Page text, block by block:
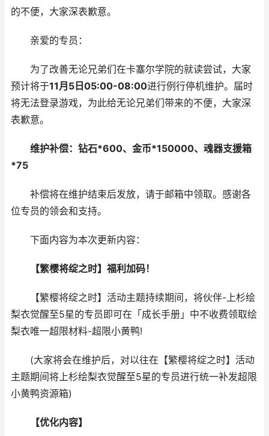
的不便，大家深表歉意。
亲爱的专员：
为了改善无论兄弟们在卡塞尔学院的就读尝试，大家
预计将于11月5日05:00-08:00进行例行停机维护。届时
将无法登录游戏，为此给无论兄弟们带来的不便，大家深
表歉意。
维护补偿：钻石*600、金币*150000、魂器支援箱
*75
补偿将在维护结束后发放，请于邮箱中领取。感谢各
位专员的领会和支持。
下面内容为本次更新内容：
【繁樱将绽之时】福利加码！
【繁樱将绽之时】活动主题持续期间，将伙伴-上杉绘
梨衣觉醒至5星的专员即可在「成长手册」中不收费领取绘
梨衣唯一超限材料-超限小黄鸭!
(大家将会在维护后，对以往在【繁樱将绽之时】活动
主题期间将上杉绘梨衣觉醒至5星的专员进行统一补发超限
小黄鸭资源箱)
【优化内容】